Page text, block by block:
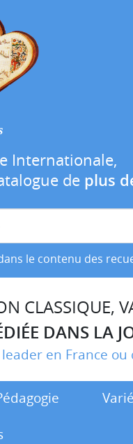
Internationale,
de plus
le contenu des
CLASSIQUE,
DANS LA
en France